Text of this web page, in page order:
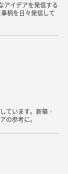
アイデアを発信する
柄を日々発信して
ています。新築・
の参考に。